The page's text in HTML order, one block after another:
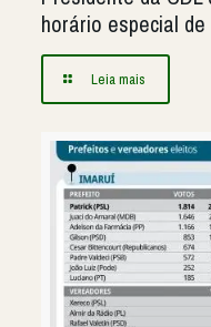
horário especial
Leia mais